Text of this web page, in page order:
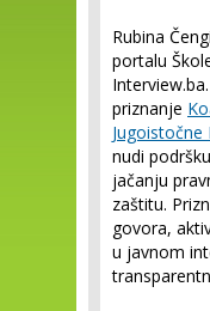
Rubina
portalu
priznanje
Jugoistočne
nudi
jačanju
zaštitu.
govora,
u javnom